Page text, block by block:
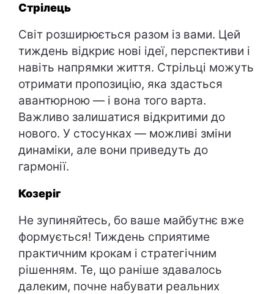
Стрілець
Світ розширюється разом із вами. Цей
тиждень відкриє нові ідеї, перспективи і
навіть напрямки життя. Стрільці можуть
отримати пропозицію, яка здасться
авантюрною — і вона того варта.
Важливо залишатися відкритими до
нового. У стосунках — можливі зміни
динаміки, але вони приведуть до
гармонії.
Козеріг
Не зупиняйтесь, бо ваше майбутнє вже
формується! Тиждень сприятиме
практичним крокам і стратегічним
рішенням. Те, що раніше здавалось
далеким, почне набувати реальних